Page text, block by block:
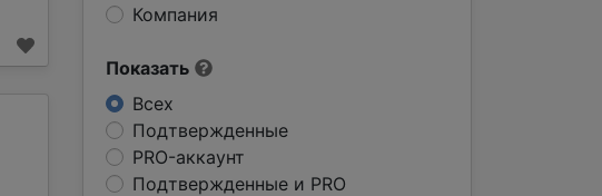
Компания
Показать
Всех
Подтвержденные
PRO-аккаунт
Подтвержденные и PRO